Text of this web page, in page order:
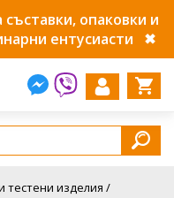
опаковки и
ентусиасти
✖
тестени изделия /